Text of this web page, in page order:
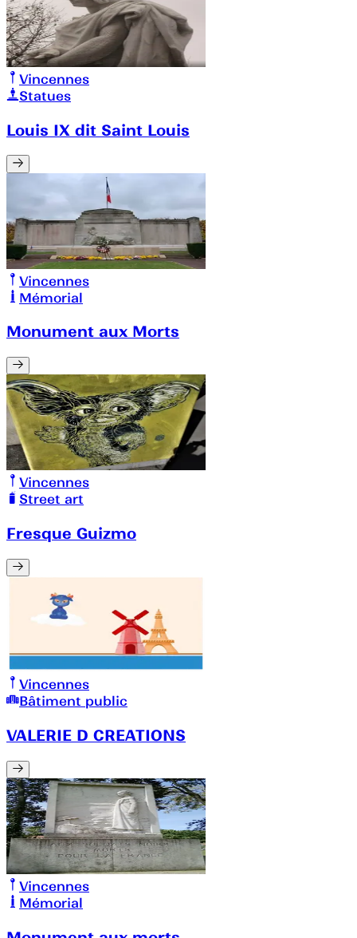
Vincennes
Statues
Louis IX dit Saint Louis
Vincennes
Mémorial
Monument aux Morts
Vincennes
Street art
Fresque Guizmo
Vincennes
Bâtiment public
VALERIE D CREATIONS
Vincennes
Mémorial